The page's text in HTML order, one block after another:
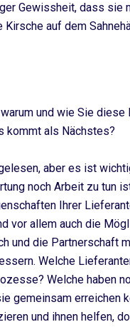
Gewissheit, dass sie
auf dem
und wie Sie diese
kommt als Nächstes?
aber es ist
noch Arbeit zu tun
Ihrer
vor allem auch die
und die Partnerschaft
Welche
Welche haben
gemeinsam erreichen
und ihnen helfen,